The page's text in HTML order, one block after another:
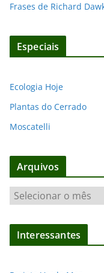
Frases de Richard
Especiais
Ecologia Hoje
Plantas do Cerrado
Moscatelli
Arquivos
r
q
Interessantes